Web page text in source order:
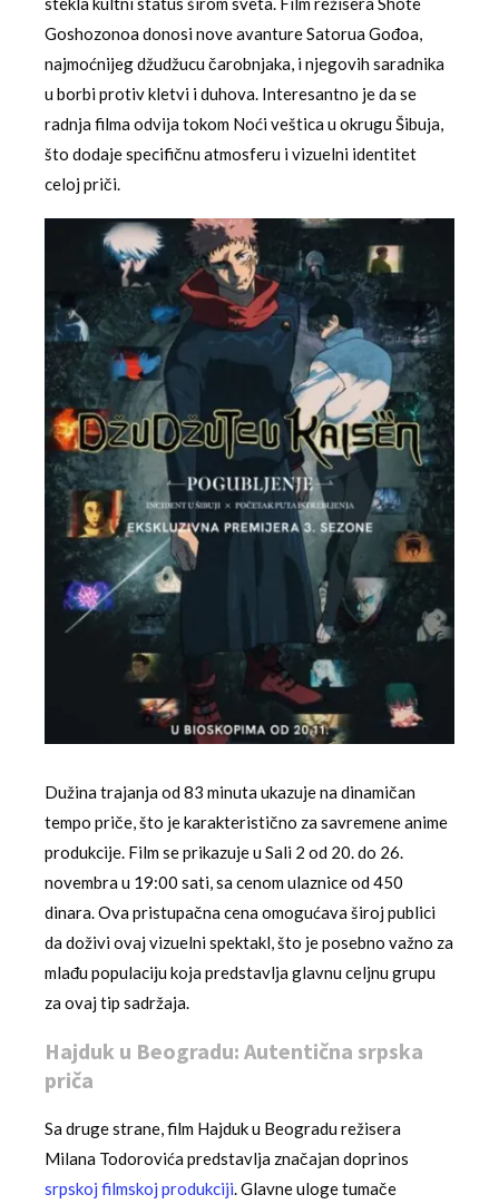
Goshozonoa donosi nove avanture Satorua Gođoa,
najmoćnijeg džudžucu čarobnjaka, i njegovih saradnika
u borbi protiv kletvi i duhova. Interesantno je da se
radnja filma odvija tokom Noći veštica u okrugu Šibuja,
što dodaje specifičnu atmosferu i vizuelni identitet
celoj priči.
Dužina trajanja od 83 minuta ukazuje na dinamičan
tempo priče, što je karakteristično za savremene anime
produkcije. Film se prikazuje u Sali 2 od 20. do 26.
novembra u 19:00 sati, sa cenom ulaznice od 450
dinara. Ova pristupačna cena omogućava široj publici
da doživi ovaj vizuelni spektakl, što je posebno važno za
mlađu populaciju koja predstavlja glavnu celjnu grupu
za ovaj tip sadržaja.
Hajduk u Beogradu: Autentična srpska
priča
Sa druge strane, film Hajduk u Beogradu režisera
Milana Todorovića predstavlja značajan doprinos
srpskoj filmskoj produkciji . Glavne uloge tumače